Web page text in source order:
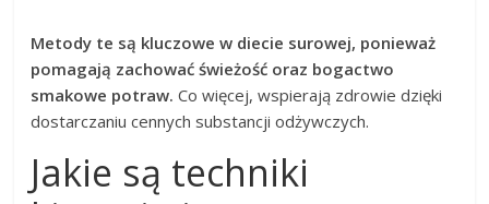
Metody te są kluczowe w diecie surowej, ponieważ
pomagają zachować świeżość oraz bogactwo
smakowe potraw. Co więcej, wspierają zdrowie dzięki
dostarczaniu cennych substancji odżywczych.
Jakie są techniki